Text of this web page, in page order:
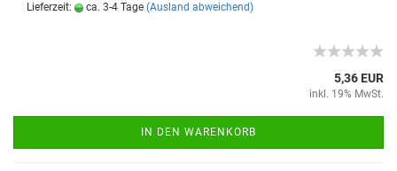
Lieferzeit: ca. 3-4 Tage (Ausland abweichend)
5,36 EUR
inkl. 19% MwSt.
IN DEN WARENKORB